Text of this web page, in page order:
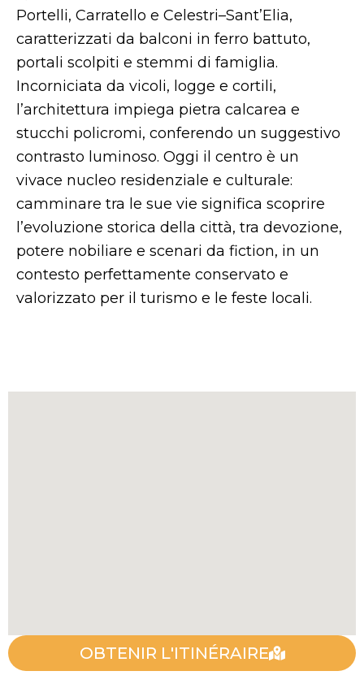
Portelli, Carratello e Celestri–Sant’Elia,
caratterizzati da balconi in ferro battuto,
portali scolpiti e stemmi di famiglia.
Incorniciata da vicoli, logge e cortili,
l’architettura impiega pietra calcarea e
stucchi policromi, conferendo un suggestivo
contrasto luminoso. Oggi il centro è un
vivace nucleo residenziale e culturale:
camminare tra le sue vie significa scoprire
l’evoluzione storica della città, tra devozione,
potere nobiliare e scenari da fiction, in un
contesto perfettamente conservato e
valorizzato per il turismo e le feste locali.
OBTENIR L'ITINÉRAIRE